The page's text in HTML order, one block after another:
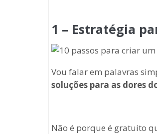
1 – Estratégia
Vou falar em palavras
soluções para as dores
Não é porque é gratuito